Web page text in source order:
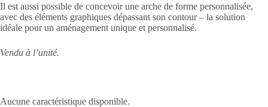
Il est aussi possible de concevoir une arche de forme personnalisée,
avec des éléments graphiques dépassant son contour – la solution
idéale pour un aménagement unique et personnalisé.
Vendu à l’unité.
Aucune caractéristique disponible.